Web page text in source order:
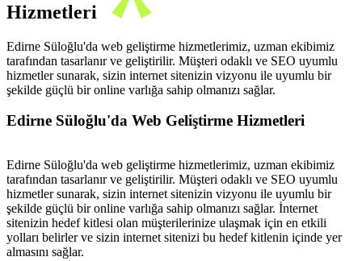
Hizmetleri
Edirne Süloğlu'da web geliştirme hizmetlerimiz, uzman ekibimiz
tarafından tasarlanır ve geliştirilir. Müşteri odaklı ve SEO uyumlu
hizmetler sunarak, sizin internet sitenizin vizyonu ile uyumlu bir
şekilde güçlü bir online varlığa sahip olmanızı sağlar.
Edirne Süloğlu'da Web Geliştirme Hizmetleri
Edirne Süloğlu'da web geliştirme hizmetlerimiz, uzman ekibimiz
tarafından tasarlanır ve geliştirilir. Müşteri odaklı ve SEO uyumlu
hizmetler sunarak, sizin internet sitenizin vizyonu ile uyumlu bir
şekilde güçlü bir online varlığa sahip olmanızı sağlar. İnternet
sitenizin hedef kitlesi olan müşterilerinize ulaşmak için en etkili
yolları belirler ve sizin internet sitenizi bu hedef kitlenin içinde yer
almasını sağlar.